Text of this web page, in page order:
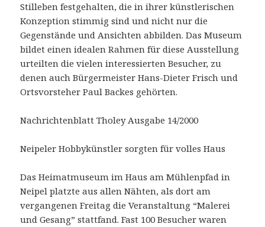
Stilleben festgehalten, die in ihrer künstlerischen
Konzeption stimmig sind und nicht nur die
Gegenstände und Ansichten abbilden. Das Museum
bildet einen idealen Rahmen für diese Ausstellung
urteilten die vielen interessierten Besucher, zu
denen auch Bürgermeister Hans-Dieter Frisch und
Ortsvorsteher Paul Backes gehörten.
Nachrichtenblatt Tholey Ausgabe 14/2000
Neipeler Hobbykünstler sorgten für volles Haus
Das Heimatmuseum im Haus am Mühlenpfad in
Neipel platzte aus allen Nähten, als dort am
vergangenen Freitag die Veranstaltung “Malerei
und Gesang” stattfand. Fast 100 Besucher waren